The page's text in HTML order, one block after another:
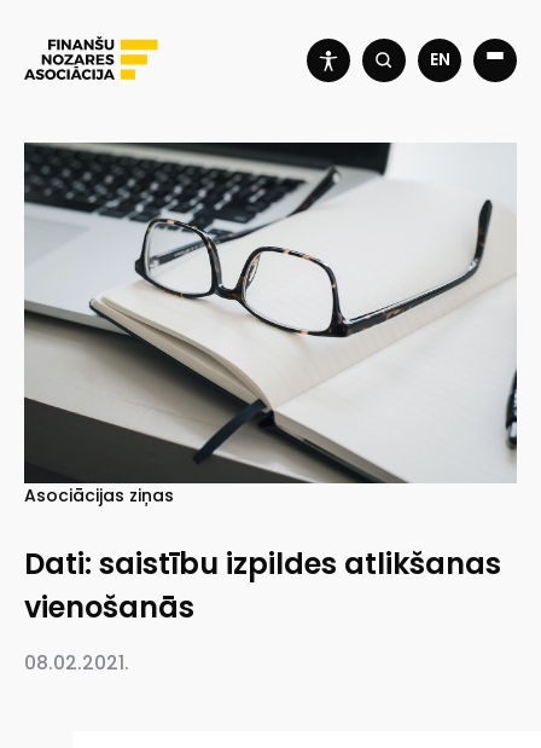
EN
Asociācijas ziņas
Dati: saistību izpildes atlikšanas
vienošanās
08.02.2021.